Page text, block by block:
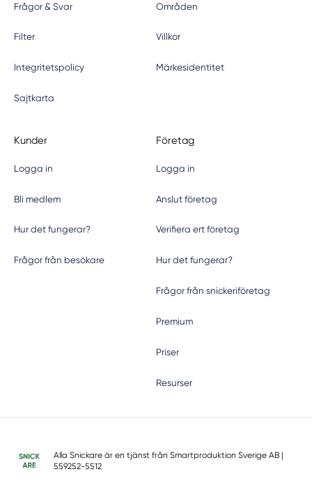
Frågor & Svar Områden
Filter Villkor
Integritetspolicy Märkesidentitet
Sajtkarta
Kunder
Logga in
Bli medlem
Hur det fungerar?
Frågor från besökare
Företag
Logga in
Anslut företag
Verifiera ert företag
Hur det fungerar?
Frågor från snickeriföretag
Premium
Priser
Resurser
Alla Snickare är en tjänst frånSmartproduktion Sverige AB |
559252-5512